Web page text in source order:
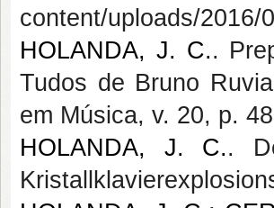
content/uploads/2016/
HOLANDA, J. C..
Tudos de Bruno
em Música, v. 20, p.
HOLANDA, J. C..